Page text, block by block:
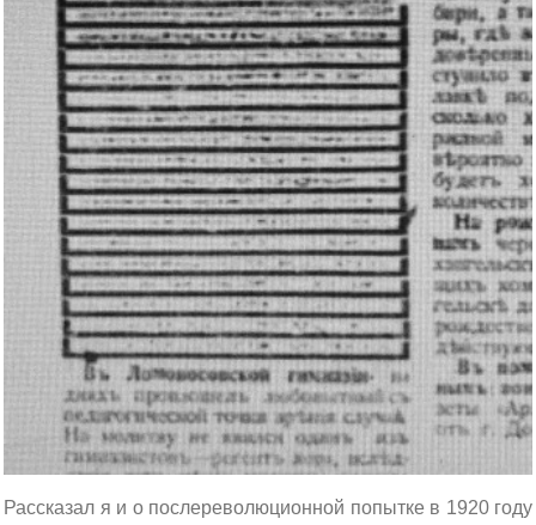
Рассказал я и о послереволюционной попытке в 1920 году